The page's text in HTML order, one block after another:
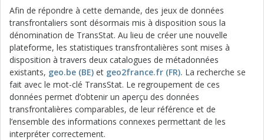
Afin de répondre à cette demande, des jeux de données
transfrontaliers sont désormais mis à disposition sous la
dénomination de TransStat. Au lieu de créer une nouvelle
plateforme, les statistiques transfrontalières sont mises à
disposition à travers deux catalogues de métadonnées
existants, geo.be (BE) et geo2france.fr (FR). La recherche se
fait avec le mot-clé TransStat. Le regroupement de ces
données permet d’obtenir un aperçu des données
transfrontalières comparables, de leur référence et de
l’ensemble des informations connexes permettant de les
interpréter correctement.